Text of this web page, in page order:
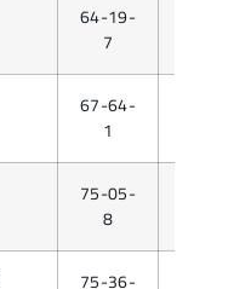
64-19-
7
67-64-
1
75-05-
8
75-36-